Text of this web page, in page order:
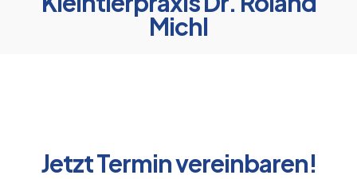
Michl
Jetzt Termin vereinbaren!